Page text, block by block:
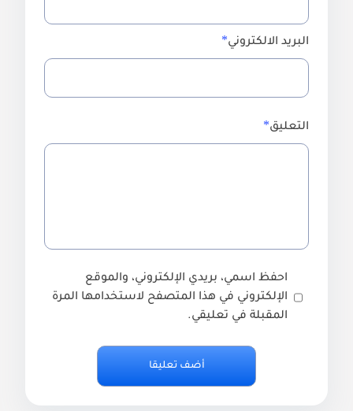
البريد الالكتروني
التعليق
احفظ اسمي، بريدي الإلكتروني، والموقع
الإلكتروني في هذا المتصفح لاستخدامها المرة
المقبلة في تعليقي.